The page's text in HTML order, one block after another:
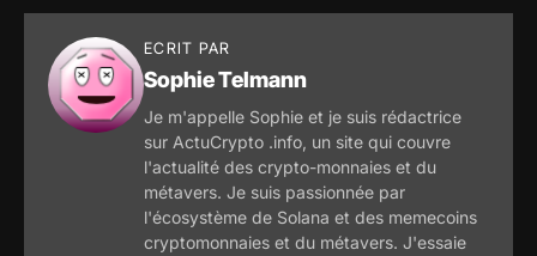
ECRIT PAR
Sophie Telmann
Je m'appelle Sophie et je suis rédactrice
sur ActuCrypto .info, un site qui couvre
l'actualité des crypto-monnaies et du
métavers. Je suis passionnée par
l'écosystème de Solana et des memecoins
cryptomonnaies et du métavers. J'essaie